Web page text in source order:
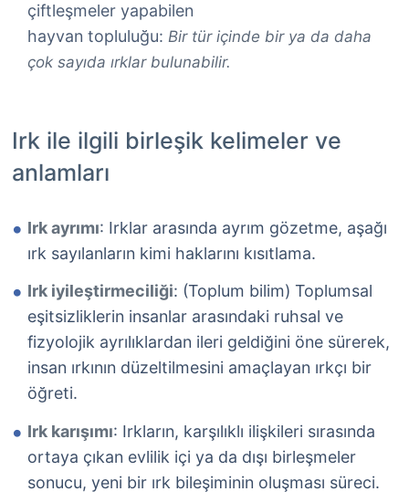
çiftleşmeler yapabilen
hayvan topluluğu: Bir tür içinde bir ya da daha
çok sayıda ırklar bulunabilir.
Irk ile ilgili birleşik kelimeler ve
anlamları
Irk ayrımı: Irklar arasında ayrım gözetme, aşağı
ırk sayılanların kimi haklarını kısıtlama.
Irk iyileştirmeciliği: (Toplum bilim) Toplumsal
eşitsizliklerin insanlar arasındaki ruhsal ve
fizyolojik ayrılıklardan ileri geldiğini öne sürerek,
insan ırkının düzeltilmesini amaçlayan ırkçı bir
öğreti.
Irk karışımı: Irkların, karşılıklı ilişkileri sırasında
ortaya çıkan evlilik içi ya da dışı birleşmeler
sonucu, yeni bir ırk bileşiminin oluşması süreci.